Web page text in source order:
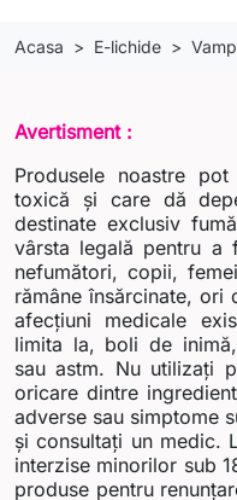
Acasa E-lichide
Avertisment :
Produsele noastre
toxică și care dă
destinate exclusiv
vârsta legală pentru a
nefumători, copii,
rămâne însărcinate, ori
afecțiuni medicale
limita la, boli de
sau astm. Nu utilizați
oricare dintre
adverse sau simptome
și consultați un medic.
interzise minorilor sub
produse pentru